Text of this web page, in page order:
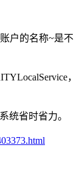
户的名称~是不
，
统省时省力。